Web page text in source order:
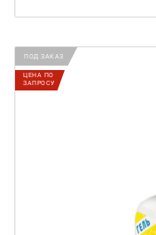
ПОД ЗАКАЗ
ЦЕНА ПО
ЗАПРОСУ